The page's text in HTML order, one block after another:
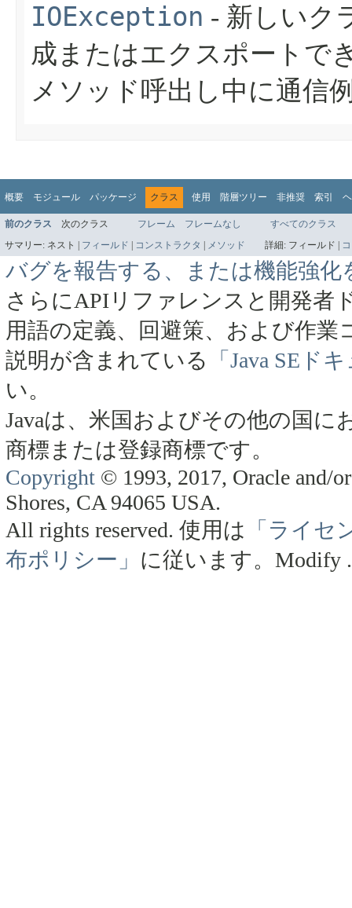
IOException - 新しいク
成またはエクスポートで
メソッド呼出し中に通信
概要 モジュール パッケージ クラス 使用 階層ツリー 非推奨 索引
前のクラス 次のクラス フレーム フレームなし
すべてのクラス
サマリー: ネスト | フィールド | コンストラクタ | メソッド 詳細: フィールド |
バグを報告する、または機能強化
さらにAPIリファレンスと開発者
用語の定義、回避策、および作
説明が含まれている
「Java SEド
い。
Javaは、米国およびその他の国に
商標または登録商標です。
Copyright © 1993, 2017, Oracle and/
Shores, CA 94065 USA.
All rights reserved. 使用は 「ライセ
布ポリシー」 に従います。 Modify